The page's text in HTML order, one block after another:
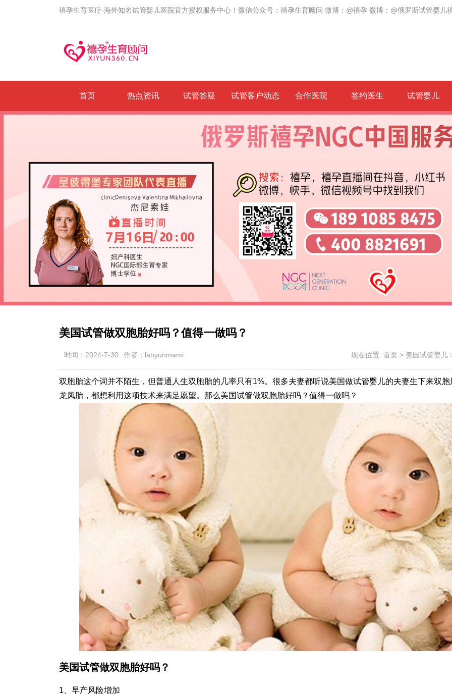
禧孕生育医疗-海外知名试管婴儿医院官方授权服务中心！微信公众号：禧孕生育顾问 微博：@禧孕 微博：@俄罗斯试管婴儿
首页 热点资讯 试管答疑 试管客户动态 合作医院 签约医生 试管婴儿
美国试管做双胞胎好吗？值得一做吗？
时间：2024-7-30 作者：lanyunmami 现在位置: 首页 > 美国试管婴儿
双胞胎这个词并不陌生，但普通人生双胞胎的几率只有1%。很多夫妻都听说美国做试管婴儿的夫妻生下来双胞
龙凤胎，都想利用这项技术来满足愿望。那么美国试管做双胞胎好吗？值得一做吗？
美国试管做双胞胎好吗？
1、早产风险增加